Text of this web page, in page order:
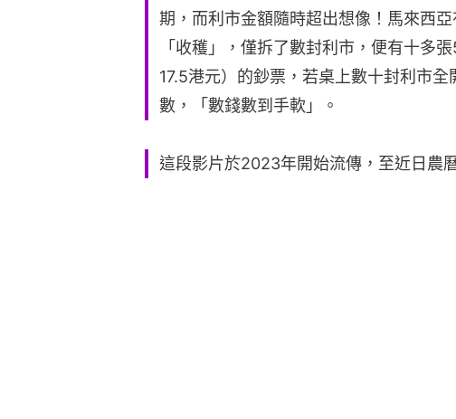
期，而利市金額隨時超出想像！馬來西
「收穫」，僅拆了數封利市，便有十多
17.5港元）的鈔票，若桌上數十封利市
數，「數錢數到手軟」。
這段影片於2023年開始流傳，至近日農